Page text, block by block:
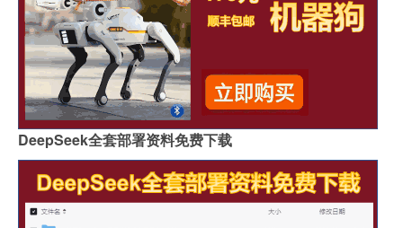
DeepSeek全套部署资料免费下载